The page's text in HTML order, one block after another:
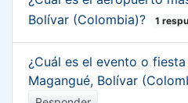
Bolívar (Colombia)?
1
¿Cuál es el evento o
Magangué, Bolívar